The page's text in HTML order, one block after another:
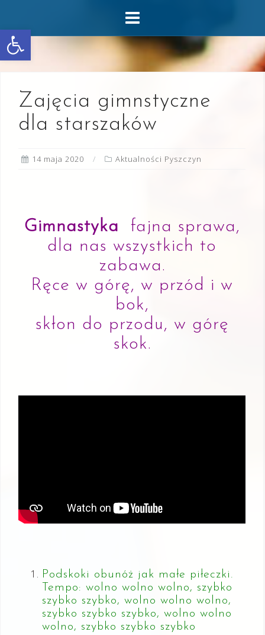
Otwórz pasek narzędzi
content
Zajęcia gimnstyczne
dla starszaków
14 maja 2020 Aktualności Pyszczyn
Gimnastyka fajna sprawa,
dla nas wszystkich to
zabawa.
Ręce w górę, w przód i w
bok,
skłon do przodu, w górę
skok.
Podskoki obunóż jak małe piłeczki.
Tempo: wolno wolno wolno, szybko
szybko szybko, wolno wolno wolno,
szybko szybko szybko, wolno wolno
wolno, szybko szybko szybko